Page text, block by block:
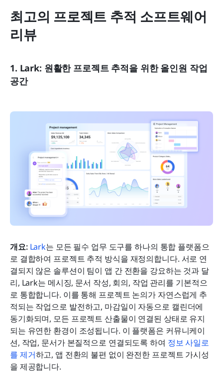
최고의 프로젝트 추적 소프트웨어
리뷰
1. Lark: 원활한 프로젝트 추적을 위한 올인원 작업
공간
개요: Lark는 모든 필수 업무 도구를 하나의 통합 플랫폼으
로 결합하여 프로젝트 추적 방식을 재정의합니다. 서로 연
결되지 않은 솔루션이 팀이 앱 간 전환을 강요하는 것과 달
리, Lark는 메시징, 문서 작성, 회의, 작업 관리를 기본적으
로 통합합니다. 이를 통해 프로젝트 논의가 자연스럽게 추
적되는 작업으로 발전하고, 마감일이 자동으로 캘린더에
동기화되며, 모든 프로젝트 산출물이 연결된 상태로 유지
되는 유연한 환경이 조성됩니다. 이 플랫폼은 커뮤니케이
션, 작업, 문서가 본질적으로 연결되도록 하여 정보 사일로
를 제거하고, 앱 전환의 불편 없이 완전한 프로젝트 가시성
을 제공합니다.